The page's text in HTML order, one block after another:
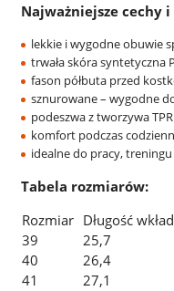
Najważniejsze cechy
lekkie i wygodne obuwie
trwała skóra syntetyczna
fason półbuta przed
sznurowane – wygodne
podeszwa z tworzywa
komfort podczas
idealne do pracy, treningu
Tabela rozmiarów:
Rozmiar Długość
39
25,7
40
26,4
41
27,1